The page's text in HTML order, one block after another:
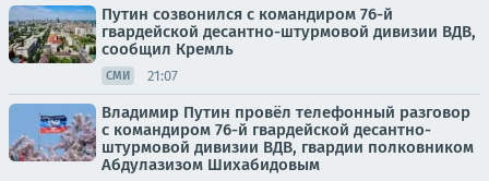
Путин созвонился с командиром 76-й
гвардейской десантно-штурмовой дивизии ВДВ,
сообщил Кремль
СМИ 21:07
Владимир Путин провёл телефонный разговор
с командиром 76-й гвардейской десантно-
штурмовой дивизии ВДВ, гвардии полковником
Абдулазизом Шихабидовым